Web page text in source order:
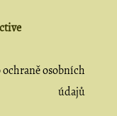
ochraně osobních
údajů